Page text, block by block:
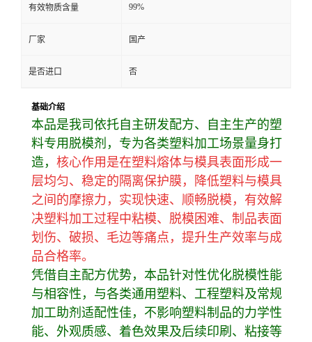
有效物质含量 99%
厂家 国产
是否进口 否
基础介绍
本品是我司依托自主研发配方、自主生产的塑
料专用脱模剂，专为各类塑料加工场景量身打
造， 核心作用是在塑料熔体与模具表面形成一
层均匀、稳定的隔离保护膜，降低塑料与模具
之间的摩擦力，实现快速、顺畅脱模，有效解
决塑料加工过程中粘模、脱模困难、制品表面
划伤、破损、毛边等痛点，提升生产效率与成
品合格率。
凭借自主配方优势，本品针对性优化脱模性能
与相容性，与各类通用塑料、工程塑料及常规
加工助剂适配性佳，不影响塑料制品的力学性
能、外观质感、着色效果及后续印刷、粘接等